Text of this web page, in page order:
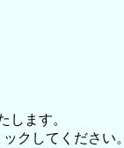
します。
クしてください。